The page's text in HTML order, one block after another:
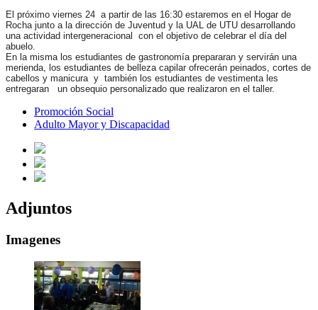
El próximo viernes 24 a partir de las 16:30 estaremos en el Hogar de
Rocha junto a la dirección de Juventud y la UAL de UTU desarrollando
una actividad intergeneracional con el objetivo de celebrar el día del
abuelo.
En la misma los estudiantes de gastronomía prepararan y servirán una
merienda, los estudiantes de belleza capilar ofrecerán peinados, cortes de
cabellos y manicura y también los estudiantes de vestimenta les
entregaran un obsequio personalizado que realizaron en el taller.
Promoción Social
Adulto Mayor y Discapacidad
Adjuntos
Imagenes